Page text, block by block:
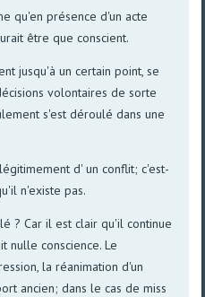
qu'en présence d'un acte
être que conscient.
jusqu'à un certain point, se
volontaires de sorte
s'est déroulé dans une
d' un conflit; c'est-
n'existe pas.
? Car il est clair qu'il continue
nulle conscience. Le
la réanimation d'un
ancien; dans le cas de miss